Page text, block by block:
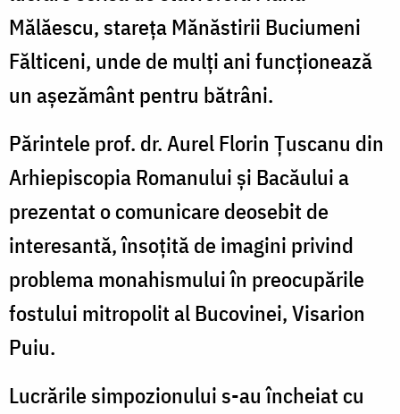
Mălăescu, stareţa Mănăstirii Buciumeni
Fălticeni, unde de mulţi ani funcţionează
un aşezământ pentru bătrâni.
Părintele prof. dr. Aurel Florin Ţuscanu din
Arhiepiscopia Romanului şi Bacăului a
prezentat o comunicare deosebit de
interesantă, însoţită de imagini privind
problema monahismului în preocupările
fostului mitropolit al Bucovinei, Visarion
Puiu.
Lucrările simpozionului s-au încheiat cu